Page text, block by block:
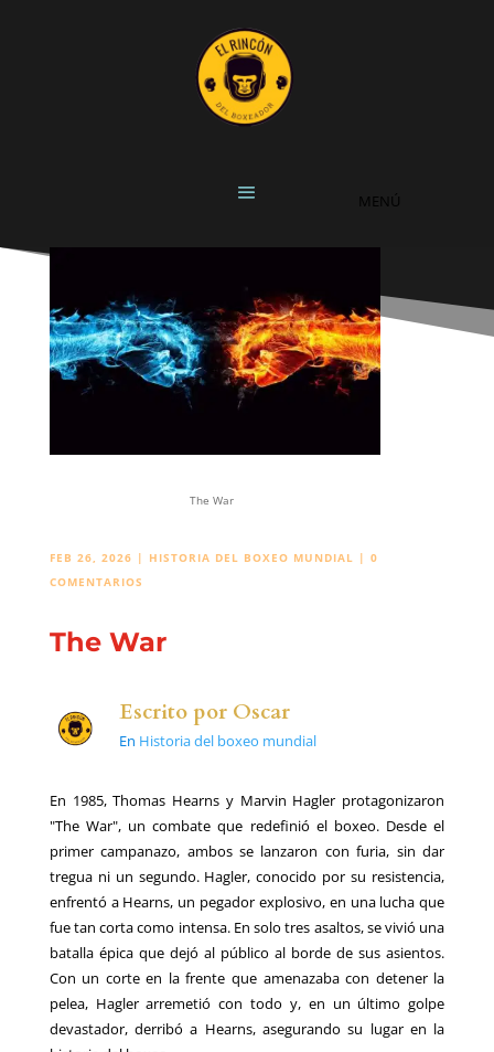
The War
FEB 26, 2026 | HISTORIA DEL BOXEO MUNDIAL | 0
COMENTARIOS
The War
Escrito por Oscar
En Historia del boxeo mundial
En 1985, Thomas Hearns y Marvin Hagler protagonizaron
"The War", un combate que redefinió el boxeo. Desde el
primer campanazo, ambos se lanzaron con furia, sin dar
tregua ni un segundo. Hagler, conocido por su resistencia,
enfrentó a Hearns, un pegador explosivo, en una lucha que
fue tan corta como intensa. En solo tres asaltos, se vivió una
batalla épica que dejó al público al borde de sus asientos.
Con un corte en la frente que amenazaba con detener la
pelea, Hagler arremetió con todo y, en un último golpe
devastador, derribó a Hearns, asegurando su lugar en la